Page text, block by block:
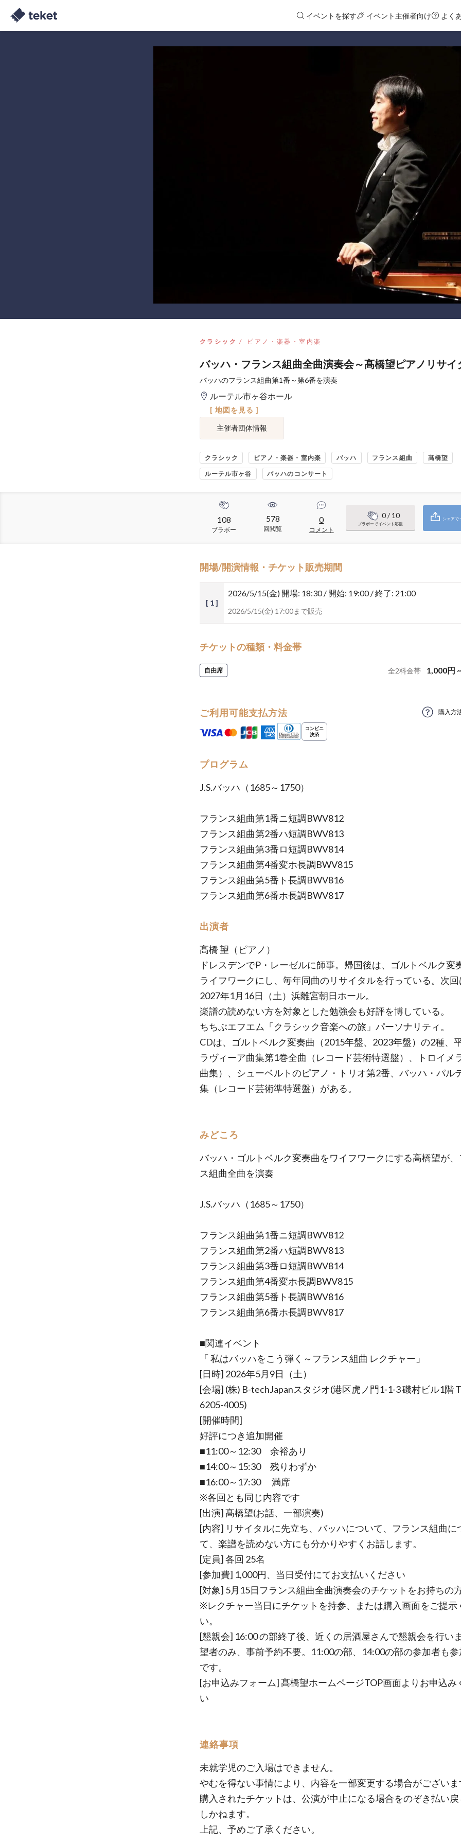
イベントを探す イベント主催者向け よく
クラシック ピアノ・楽器・室内楽
バッハ・フランス組曲全曲演奏会～髙橋望ピアノリサイ
バッハのフランス組曲第1番～第6番を演奏
ルーテル市ヶ谷ホール
[ 地図を見る ]
主催者団体情報
クラシック ピアノ・楽器・室内楽 バッハ フランス組曲 髙橋望
ルーテル市ヶ谷 バッハのコンサート
108
ブラボー
578
回閲覧
0
コメント
0/ 10
ブラボーでイベント応援
シェアで
開場/開演情報・チケット販売期間
[ 1 ]
2026/5/15(金) 開場: 18:30 / 開始: 19:00 / 終了: 21:00
2026/5/15(金) 17:00まで販売
チケットの種類・料金帯
自由席 全2料金帯 1,000円
ご利用可能支払方法 購入方
プログラム
J.S.バッハ（1685～1750）
フランス組曲第1番ニ短調BWV812
フランス組曲第2番ハ短調BWV813
フランス組曲第3番ロ短調BWV814
フランス組曲第4番変ホ長調BWV815
フランス組曲第5番ト長調BWV816
フランス組曲第6番ホ長調BWV817
出演者
髙橋 望（ピアノ）
ドレスデンでP・レーゼルに師事。帰国後は、ゴルトベルク変
ライフワークにし、毎年同曲のリサイタルを行っている。次
2027年1月16日（土）浜離宮朝日ホール。
楽譜の読めない方を対象とした勉強会も好評を博している。
ちちぶエフエム「クラシック音楽への旅」パーソナリティ。
CDは、ゴルトベルク変奏曲（2015年盤、2023年盤）の2種、
ラヴィーア曲集第1巻全曲（レコード芸術特選盤）、トロイメ
曲集）、シューベルトのピアノ・トリオ第2番、バッハ・パル
集（レコード芸術準特選盤）がある。
みどころ
バッハ・ゴルトベルク変奏曲をワイフワークにする高橋望が
ス組曲全曲を演奏
J.S.バッハ（1685～1750）
フランス組曲第1番ニ短調BWV812
フランス組曲第2番ハ短調BWV813
フランス組曲第3番ロ短調BWV814
フランス組曲第4番変ホ長調BWV815
フランス組曲第5番ト長調BWV816
フランス組曲第6番ホ長調BWV817
■関連イベント
「 私はバッハをこう弾く～フランス組曲 レクチャー」
[日時] 2026年5月9日（土）
[会場] (株) B-techJapanスタジオ(港区虎ノ門1‐1‐3 磯村ビル1階
6205-4005)
[開催時間]
好評につき追加開催
■11:00～12:30 余裕あり
■14:00～15:30 残りわずか
■16:00～17:30 満席
※各回とも同じ内容です
[出演] 髙橋望(お話、一部演奏)
[内容] リサイタルに先立ち、バッハについて、フランス組曲に
て、楽譜を読めない方にも分かりやすくお話します。
[定員] 各回 25名
[参加費] 1,000円、当日受付にてお支払いください
[対象] 5月15日フランス組曲全曲演奏会のチケットをお持ちの
※レクチャー当日にチケットを持参、または購入画面をご提示
い。
[懇親会] 16:00 の部終了後、近くの居酒屋さんで懇親会を行い
望者のみ、事前予約不要。11:00の部、14:00の部の参加者も
です。
[お申込みフォーム] 髙橋望ホームページTOP画面よりお申込み
い
連絡事項
未就学児のご入場はできません。
やむを得ない事情により、内容を一部変更する場合がござい
購入されたチケットは、公演が中止になる場合をのぞき払い
しかねます。
上記、予めご了承ください。